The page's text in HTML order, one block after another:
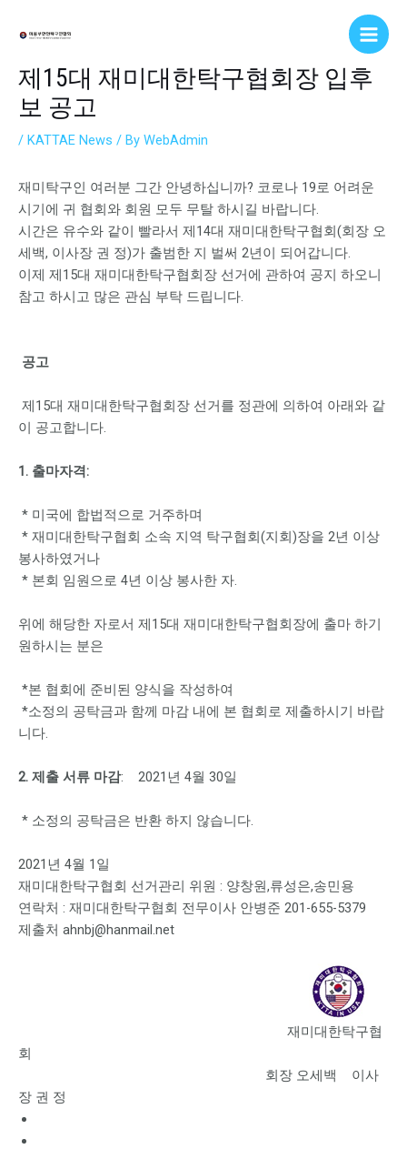
Main
제15대 재미대한탁구협회장 입후
보 공고
/ KATTAE News / By WebAdmin
재미탁구인 여러분 그간 안녕하십니까? 코로나 19로 어려운
시기에 귀 협회와 회원 모두 무탈 하시길 바랍니다.
시간은 유수와 같이 빨라서 제14대 재미대한탁구협회(회장 오
세백, 이사장 권 정)가 출범한 지 벌써 2년이 되어갑니다.
이제 제15대 재미대한탁구협회장 선거에 관하여 공지 하오니
참고 하시고 많은 관심 부탁 드립니다.
공고
제15대 재미대한탁구협회장 선거를 정관에 의하여 아래와 같
이 공고합니다.
1. 출마자격:
* 미국에 합법적으로 거주하며
* 재미대한탁구협회 소속 지역 탁구협회(지회)장을 2년 이상
봉사하였거나
* 본회 임원으로 4년 이상 봉사한 자.
위에 해당한 자로서 제15대 재미대한탁구협회장에 출마 하기
원하시는 분은
*본 협회에 준비된 양식을 작성하여
*소정의 공탁금과 함께 마감 내에 본 협회로 제출하시기 바랍
니다.
2. 제출 서류 마감: 2021년 4월 30일
* 소정의 공탁금은 반환 하지 않습니다.
2021년 4월 1일
재미대한탁구협회 선거관리 위원 : 양창원,류성은,송민용
연락처 : 재미대한탁구협회 전무이사 안병준 201-655-5379
제출처 ahnbj@hanmail.net
재미대한탁구협
회
회장 오세백 이사
장 권 정
navigation